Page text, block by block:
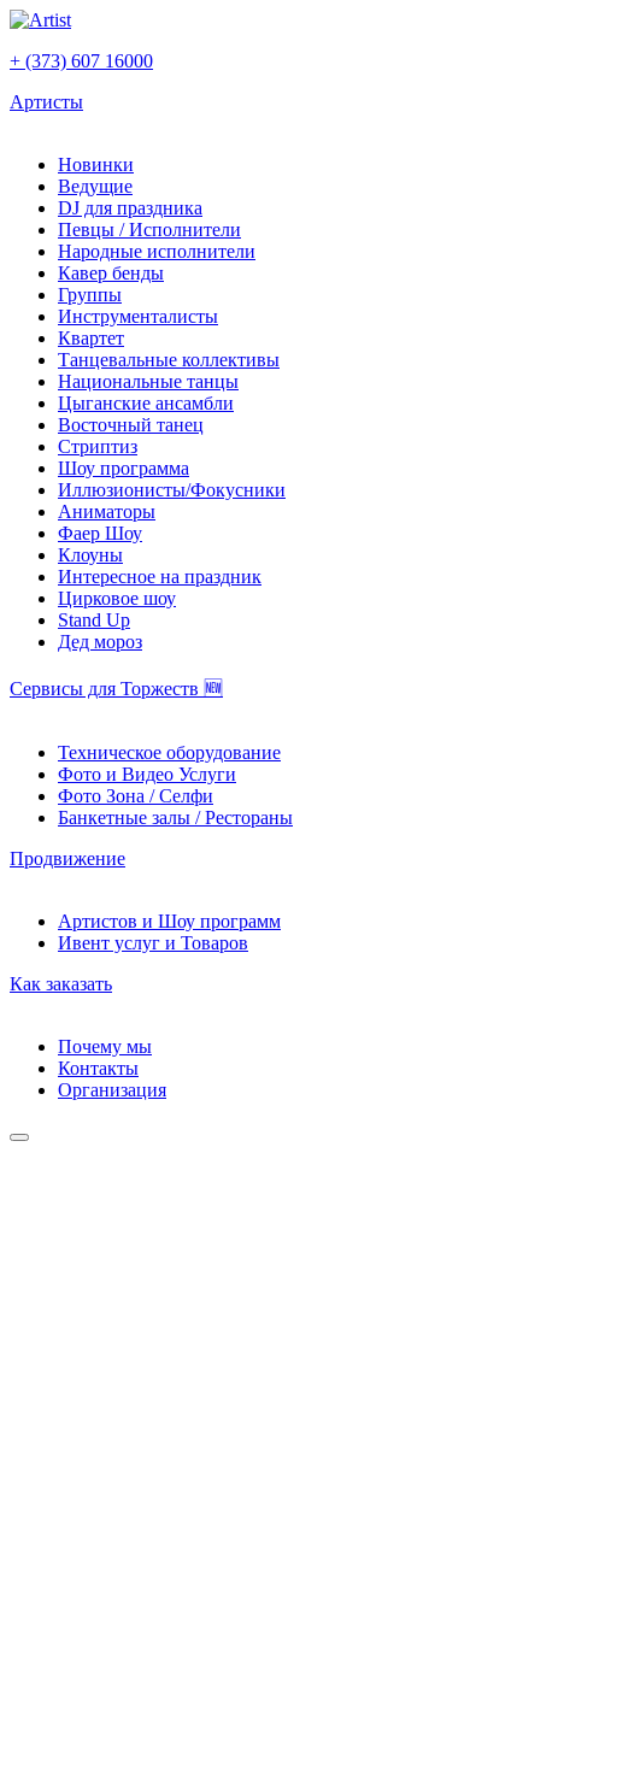
+ (373) 607 16000
Артисты
Новинки
Ведущие
DJ для праздника
Певцы / Исполнители
Народные исполнители
Кавер бенды
Группы
Инструменталисты
Квартет
Танцевальные коллективы
Национальные танцы
Цыганские ансамбли
Восточный танец
Стриптиз
Шоу программа
Иллюзионисты/Фокусники
Аниматоры
Фаер Шоу
Клоуны
Интересное на праздник
Цирковое шоу
Stand Up
Дед мороз
Сервисы для Торжеств 🆕
Техническое оборудование
Фото и Видео Услуги
Фото Зона / Селфи
Банкетные залы / Рестораны
Продвижение
Артистов и Шоу программ
Ивент услуг и Товаров
Как заказать
Почему мы
Контакты
Организация